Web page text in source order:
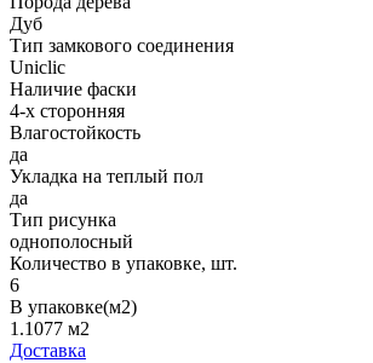
Дуб
Тип замкового соединения
Uniclic
Наличие фаски
4-х сторонняя
Влагостойкость
да
Укладка на теплый пол
да
Тип рисунка
однополосный
Количество в упаковке, шт.
6
В упаковке(м2)
1.1077 м2
Доставка